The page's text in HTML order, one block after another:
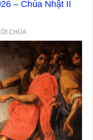
– Chúa Nhật II
CHÚA